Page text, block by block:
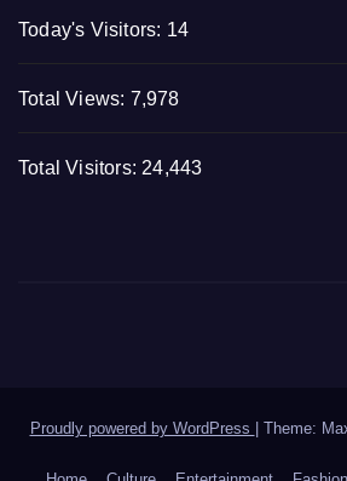
Today's Visitors: 14
Total Views: 7,978
Total Visitors: 24,443
Proudly powered by WordPress Theme: